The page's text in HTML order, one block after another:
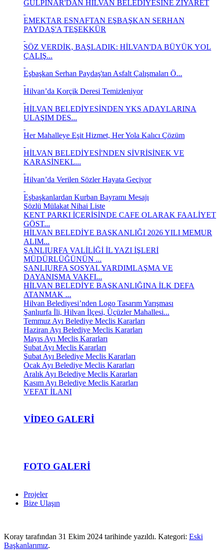
GÜLPINAR'DAN HİLVAN BELEDİYESİNE ZİYARET
EMEKTAR ESNAFTAN EŞBAŞKAN SERHAN
PAYDAŞ'A TEŞEKKÜR
SÖZ VERDİK, BAŞLADIK: HİLVAN'DA BÜYÜK YOL
ÇALIŞ...
Eşbaşkan Serhan Paydaş'tan Asfalt Çalışmaları Ö...
Hilvan’da Korçik Deresi Temizleniyor
HİLVAN BELEDİYESİNDEN YKS ADAYLARINA
ULAŞIM DES...
Her Mahalleye Eşit Hizmet, Her Yola Kalıcı Çözüm
HİLVAN BELEDİYESİ'NDEN SİVRİSİNEK VE
KARASİNEKL...
Hilvan’da Verilen Sözler Hayata Geçiyor
Eşbaşkanlardan Kurban Bayramı Mesajı
Sözlü Mülakat Nihai Liste
KENT PARKI İÇERİSİNDE CAFE OLARAK FAALİYET
GÖST...
HİLVAN BELEDİYE BAŞKANLIĞI 2026 YILI MEMUR
ALIM...
ŞANLIURFA VALİLİĞİ İL YAZI İŞLERİ
MÜDÜRLÜĞÜNÜN ...
ŞANLIURFA SOSYAL YARDIMLAŞMA VE
DAYANIŞMA VAKFI...
HİLVAN BELEDİYE BAŞKANLIĞINA İLK DEFA
ATANMAK ...
Hilvan Belediyesi’nden Logo Tasarım Yarışması
Şanlıurfa İli, Hilvan İlçesi, Üçüzler Mahallesi...
Temmuz Ayı Belediye Meclis Kararları
Haziran Ayı Belediye Meclis Kararları
Mayıs Ayı Meclis Kararları
Şubat Ayı Meclis Kararları
Şubat Ayı Belediye Meclis Kararları
Ocak Ayı Belediye Meclis Kararları
Aralık Ayı Belediye Meclis Kararları
Kasım Ayı Belediye Meclis Kararları
VEFAT İLANI
VIDEO GALERI
FOTO GALERI
Projeler
Bize Ulaşın
Koray tarafından 31 Ekim 2024 tarihinde yazıldı. Kategori: Eski
Başkanlarımız.